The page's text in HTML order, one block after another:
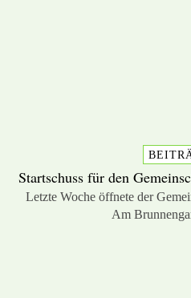
Startschuss für den
Letzte Woche öffnete der
Am